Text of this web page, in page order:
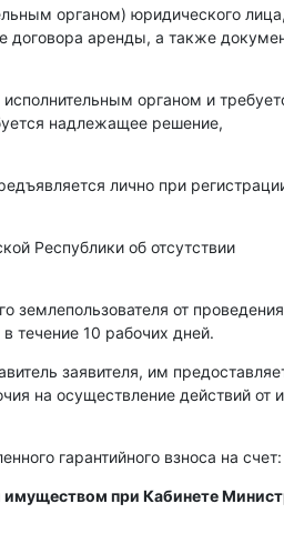
органом) юридического лица,
договора аренды, а также
органом и
надлежащее решение,
лично при
Республики об отсутствии
землепользователя от проведения
течение 10 рабочих дней.
заявителя, им
на осуществление действий от
гарантийного взноса на счет:
имуществом при Кабинете